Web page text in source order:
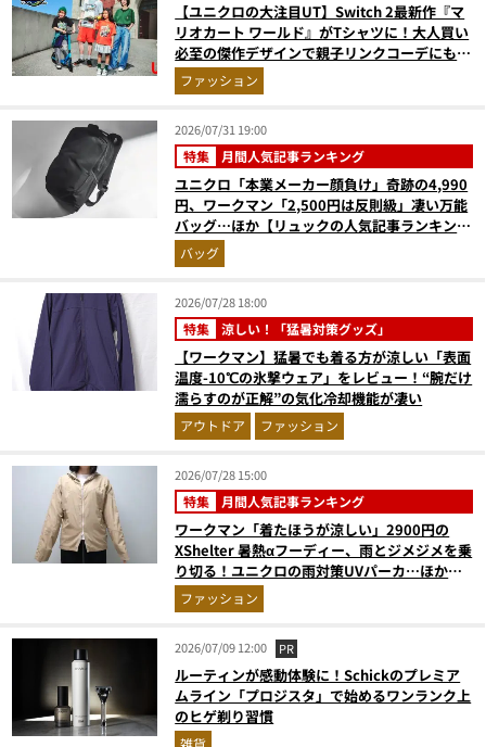
【ユニクロの大注目UT】Switch 2最新作『マ
リオカート ワールド』がTシャツに！大人買い
必至の傑作デザインで親子リンクコーデにも最
適ファッション
2026/07/31 19:00
特集 月間人気記事ランキング
ユニクロ「本業メーカー顔負け」奇跡の4,990
円、ワークマン「2,500円は反則級」凄い万能
バッグ…ほか【リュックの人気記事ランキング
ベスト3】（2026年6月版）
バッグ
2026/07/28 18:00
特集 涼しい！「猛暑対策グッズ」
【ワークマン】猛暑でも着る方が涼しい「表面
温度-10℃の氷撃ウェア」をレビュー！“腕だけ
濡らすのが正解”の気化冷却機能が凄い
アウトドア ファッション
2026/07/28 15:00
特集 月間人気記事ランキング
ワークマン「着たほうが涼しい」2900円の
XShelter 暑熱αフーディー、雨とジメジメを乗
り切る！ユニクロの雨対策UVパーカ…ほか
【アウターの人気記事ランキングベスト3】
（2026年6月版）
ファッション
2026/07/09 12:00 PR
ルーティンが感動体験に！Schickのプレミア
ムライン「プロジスタ」で始めるワンランク上
のヒゲ剃り習慣